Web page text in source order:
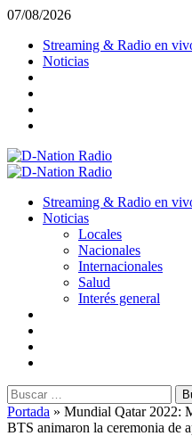
Saltar
contenido
07/08/2026
Streaming & Radio en
Noticias
Menú
Streaming & Radio en
Noticias
Locales
Nacionales
Internacionales
Salud
Interés general
Buscar:
Portada » Mundial Qatar 2022:
BTS animaron la ceremonia de